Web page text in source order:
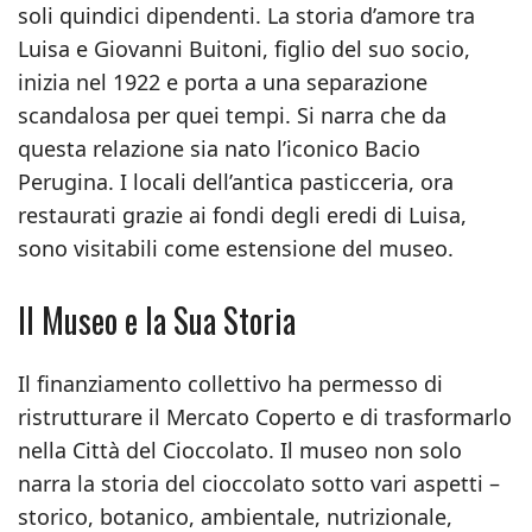
soli quindici dipendenti. La storia d’amore tra
Luisa e Giovanni Buitoni, figlio del suo socio,
inizia nel 1922 e porta a una separazione
scandalosa per quei tempi. Si narra che da
questa relazione sia nato l’iconico Bacio
Perugina. I locali dell’antica pasticceria, ora
restaurati grazie ai fondi degli eredi di Luisa,
sono visitabili come estensione del museo.
Il Museo e la Sua Storia
Il finanziamento collettivo ha permesso di
ristrutturare il Mercato Coperto e di trasformarlo
nella Città del Cioccolato. Il museo non solo
narra la storia del cioccolato sotto vari aspetti –
storico, botanico, ambientale, nutrizionale,